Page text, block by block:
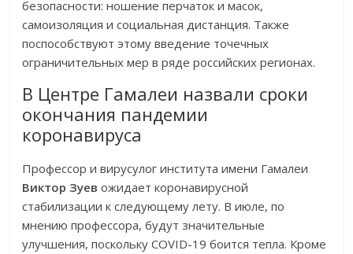
безопасности: ношение перчаток и масок,
самоизоляция и социальная дистанция. Также
поспособствуют этому введение точечных
ограничительных мер в ряде российских регионах.
В Центре Гамалеи назвали сроки
окончания пандемии
коронавируса
Профессор и вирусулог института имени Гамалеи
Виктор Зуев ожидает коронавирусной
стабилизации к следующему лету. В июле, по
мнению профессора, будут значительные
улучшения, поскольку COVID-19 боится тепла. Кроме